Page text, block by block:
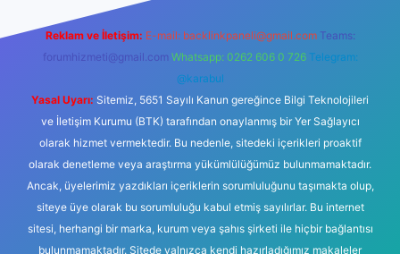
Reklam ve İletişim: E-mail: backlinkpaneli@gmail.com Teams:
forumhizmeti@gmail.com Whatsapp: 0262 606 0 726 Telegram:
@karabul
Yasal Uyarı: Sitemiz, 5651 Sayılı Kanun gereğince Bilgi Teknolojileri
ve İletişim Kurumu (BTK) tarafından onaylanmış bir Yer Sağlayıcı
olarak hizmet vermektedir. Bu nedenle, sitedeki içerikleri proaktif
olarak denetleme veya araştırma yükümlülüğümüz bulunmamaktadır.
Ancak, üyelerimiz yazdıkları içeriklerin sorumluluğunu taşımakta olup,
siteye üye olarak bu sorumluluğu kabul etmiş sayılırlar. Bu internet
sitesi, herhangi bir marka, kurum veya şahıs şirketi ile hiçbir bağlantısı
bulunmamaktadır. Sitede yalnızca kendi hazırladığımız makaleler